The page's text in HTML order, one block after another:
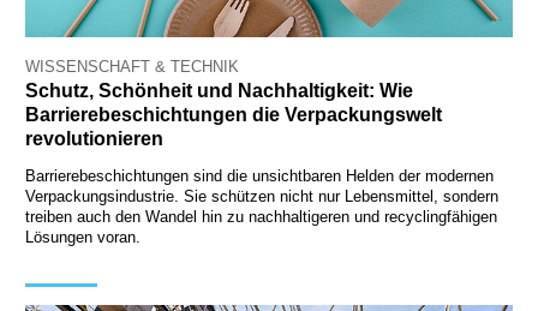
WISSENSCHAFT & TECHNIK
Schutz, Schönheit und Nachhaltigkeit: Wie
Barrierebeschichtungen die Verpackungswelt
revolutionieren
Barrierebeschichtungen sind die unsichtbaren Helden der modernen
Verpackungsindustrie. Sie schützen nicht nur Lebensmittel, sondern
treiben auch den Wandel hin zu nachhaltigeren und recyclingfähigen
Lösungen voran.